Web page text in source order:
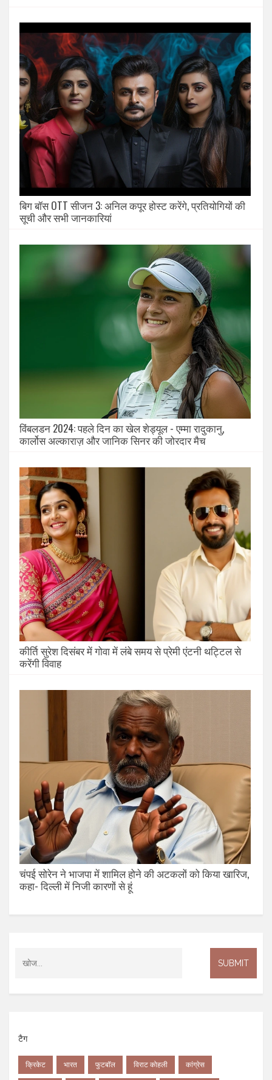
बिग बॉस OTT सीजन 3: अनिल कपूर होस्ट करेंगे, प्रतियोगियों की
सूची और सभी जानकारियां
विंबलडन 2024: पहले दिन का खेल शेड्यूल - एम्मा रादुकानु,
कार्लोस अल्काराज़ और जानिक सिनर की जोरदार मैच
कीर्ति सुरेश दिसंबर में गोवा में लंबे समय से प्रेमी एंटनी थट्टिल से
करेंगी विवाह
चंपई सोरेन ने भाजपा में शामिल होने की अटकलों को किया खारिज,
कहा- दिल्ली में निजी कारणों से हूं
टैग
क्रिकेट भारत फुटबॉल विराट कोहली कांग्रेस